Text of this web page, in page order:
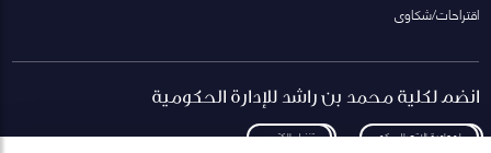
اقتراحات/شكاوى
انضم لكلية محمد بن راشد للإدارة الحكومية
لمعاودة الاتصال بكم تنزيل الكتيب